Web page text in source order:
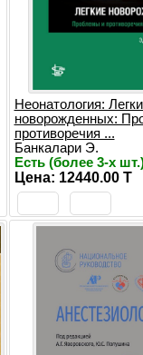
Неонатология:
новорожденных:
противоречия ...
Банкалари Э.
Есть (более 3-х
Цена: 12440.00 T